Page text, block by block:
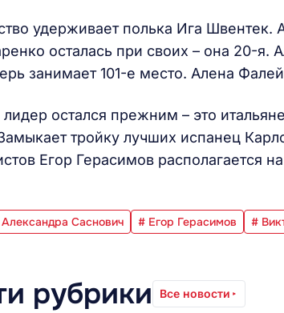
удерживает полька Ига Швентек.
осталась при своих – она 20-я.
занимает 101-е место. Алена
остался прежним – это
тройку лучших испанец
Егор Герасимов располагается
Саснович # Егор Герасимов #
рубрики Все новости